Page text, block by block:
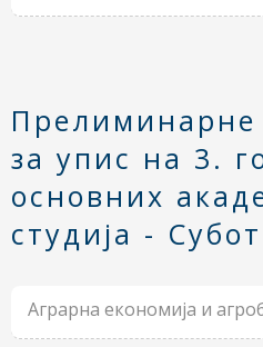
Прелиминарне
за упис на 3.
основних
студија -
Аграрна економија и